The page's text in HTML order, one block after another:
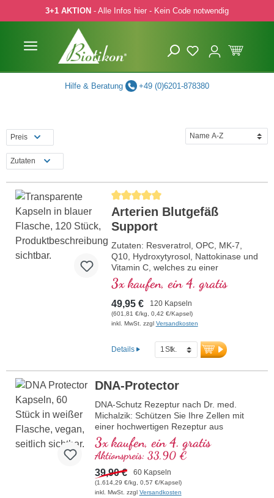
Hauptinhalt springen
Zur Suche springen
Zur Hauptnavigation springen
3+1 AKTION - Alle Infos hier - Kein Code notwendig
Hilfe & Beratung +49 (0)6201-878380
Preis
Zutaten
Durchschnittliche Bewertung von 5 von 5
Arterien Blutgefäß
Support
Zutaten: Resveratrol, OPC, MK-7,
Q10, Hydroxytyrosol, Nattokinase und
Vitamin C, welches zu einer
normalen Kollagenbildung für eine
normale Funktion der Blutgefäße
beiträgt. Die B-Vitamine liegen in
bioaktiver Form vor.
3x kaufen, ein 4. gratis
49,95 € 120 Kapseln
(601,81 €/kg, 0,42 €/Kapsel)
inkl. MwSt. zzgl Versandkosten
Details
DNA-Protector
DNA-Schutz Rezeptur nach Dr. med.
Michalzik: Schützen Sie Ihre Zellen mit
einer hochwertigen Rezeptur aus
natürlichen Inhaltsstoffen wie OPC,
Granatapfel, Lutein, Selen und Beta-
Carotin. Diese Rezeptur unterstützt den
Schutz der DNA, Lipide und Proteine vor
oxidativem Stress. Selen trägt dazu bei,
die Zellen vor oxidativem Stress zu
3x kaufen, ein 4. gratis
Aktionspreis: 33,90 €
39,90 € 60 Kapseln
(1.614,29 €/kg, 0,57 €/Kapsel)
inkl. MwSt. zzgl Versandkosten